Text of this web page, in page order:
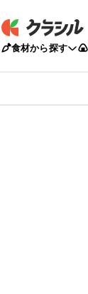
食材から探す